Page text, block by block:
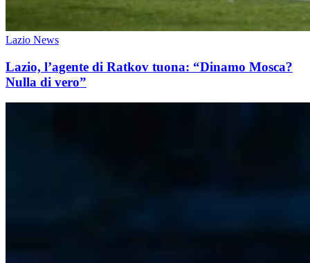
Lazio News
Lazio, l’agente di Ratkov tuona: “Dinamo Mosca?
Nulla di vero”